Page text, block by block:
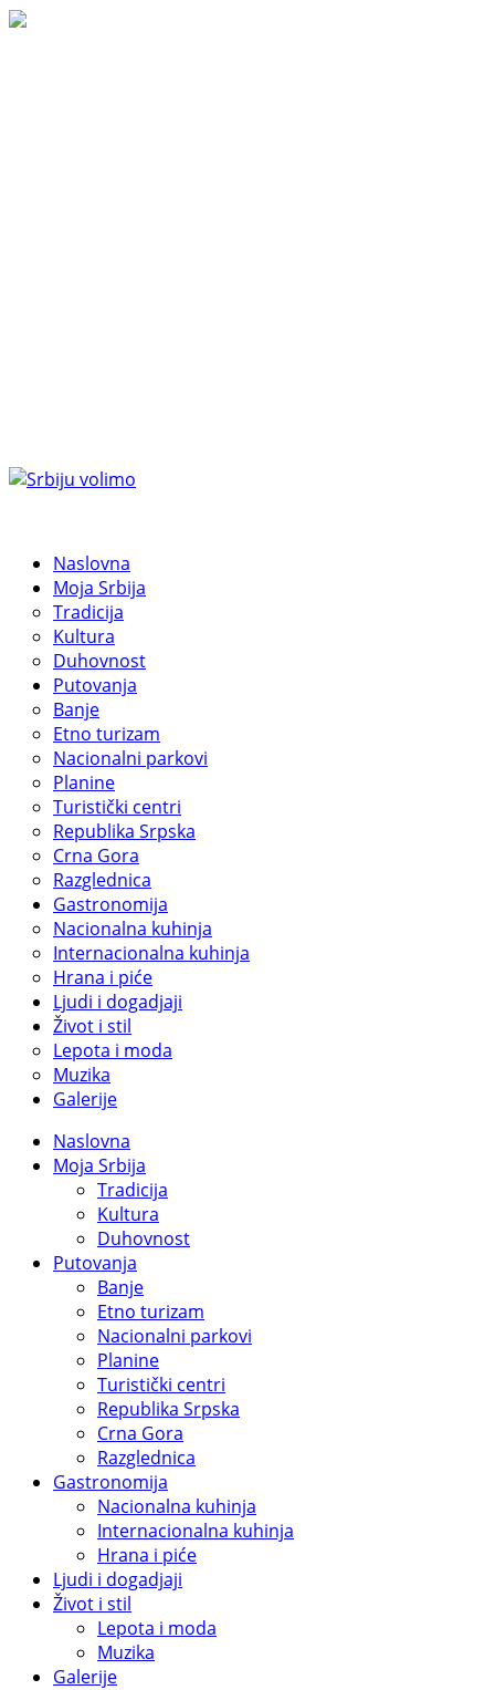
Naslovna
Moja Srbija
Tradicija
Kultura
Duhovnost
Putovanja
Banje
Etno turizam
Nacionalni parkovi
Planine
Turistički centri
Republika Srpska
Crna Gora
Razglednica
Gastronomija
Nacionalna kuhinja
Internacionalna kuhinja
Hrana i piće
Ljudi i dogadjaji
Život i stil
Lepota i moda
Muzika
Galerije
Naslovna
Moja Srbija
Tradicija
Kultura
Duhovnost
Putovanja
Banje
Etno turizam
Nacionalni parkovi
Planine
Turistički centri
Republika Srpska
Crna Gora
Razglednica
Gastronomija
Nacionalna kuhinja
Internacionalna kuhinja
Hrana i piće
Ljudi i dogadjaji
Život i stil
Lepota i moda
Muzika
Galerije